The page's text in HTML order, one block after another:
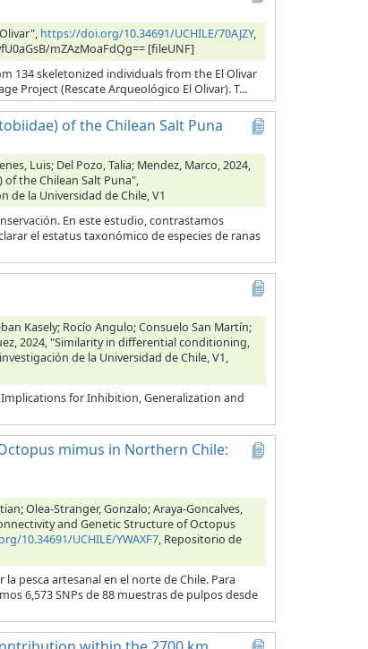
https://doi.org/10.34691/UCHILE/70AJZY,
mZAzMoaFdQg== [fileUNF]
134 skeletonized individuals from the El Olivar
Project (Rescate Arqueológico El Olivar). T...
of the Chilean Salt Puna
Luis; Del Pozo, Talia; Mendez, Marco, 2024,
the Chilean Salt Puna",
de la Universidad de Chile, V1
En este estudio, contrastamos
el estatus taxonómico de especies de ranas
Kasely; Rocío Angulo; Consuelo San Martín;
2024, "Similarity in differential conditioning,
de la Universidad de Chile, V1,
for Inhibition, Generalization and
mimus in Northern Chile:
Olea-Stranger, Gonzalo; Araya-Goncalves,
and Genetic Structure of Octopus
10.34691/UCHILE/YWAXF7, Repositorio de
pesca artesanal en el norte de Chile. Para
6,573 SNPs de 88 muestras de pulpos desde